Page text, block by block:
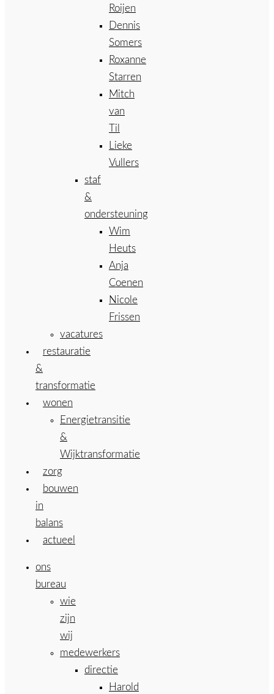
Roijen
Dennis
Somers
Roxanne
Starren
Mitch
van
Til
Lieke
Vullers
staf
&
ondersteuning
Wim
Heuts
Anja
Coenen
Nicole
Frissen
vacatures
restauratie
&
transformatie
wonen
Energietransitie
&
Wijktransformatie
zorg
bouwen
in
balans
actueel
ons
bureau
wie
zijn
wij
medewerkers
directie
Harold